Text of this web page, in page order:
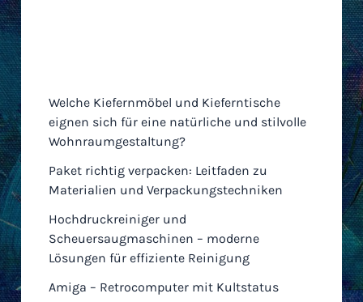
Welche Kiefernmöbel und Kieferntische
eignen sich für eine natürliche und stilvolle
Wohnraumgestaltung?
Paket richtig verpacken: Leitfaden zu
Materialien und Verpackungstechniken
Hochdruckreiniger und
Scheuersaugmaschinen – moderne
Lösungen für effiziente Reinigung
Amiga – Retrocomputer mit Kultstatus